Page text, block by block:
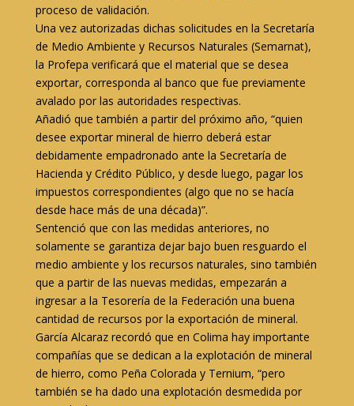
proceso de validación.
Una vez autorizadas dichas solicitudes en la Secretaría
de Medio Ambiente y Recursos Naturales (Semarnat),
la Profepa verificará que el material que se desea
exportar, corresponda al banco que fue previamente
avalado por las autoridades respectivas.
Añadió que también a partir del próximo año, “quien
desee exportar mineral de hierro deberá estar
debidamente empadronado ante la Secretaría de
Hacienda y Crédito Público, y desde luego, pagar los
impuestos correspondientes (algo que no se hacía
desde hace más de una década)”.
Sentenció que con las medidas anteriores, no
solamente se garantiza dejar bajo buen resguardo el
medio ambiente y los recursos naturales, sino también
que a partir de las nuevas medidas, empezarán a
ingresar a la Tesorería de la Federación una buena
cantidad de recursos por la exportación de mineral.
García Alcaraz recordó que en Colima hay importante
compañías que se dedican a la explotación de mineral
de hierro, como Peña Colorada y Ternium, “pero
también se ha dado una explotación desmedida por